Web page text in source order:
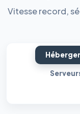
Vitesse record,